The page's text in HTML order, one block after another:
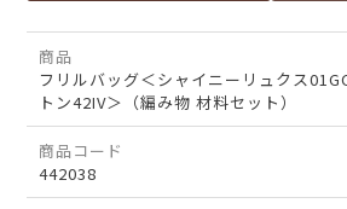
商品
フリルバッグ＜シャイニーリュクス
トン42IV＞（編み物 材料セット）
商品コード
442038